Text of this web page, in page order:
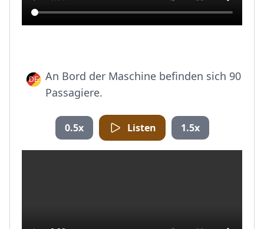
An Bord der Maschine befinden sich 90
Passagiere.
0.5x Listen 1.5x